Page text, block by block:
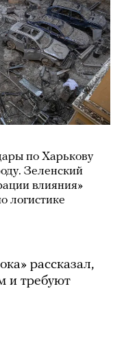
по Харькову
Зеленский
влияния»
логистике
рассказал,
и требуют